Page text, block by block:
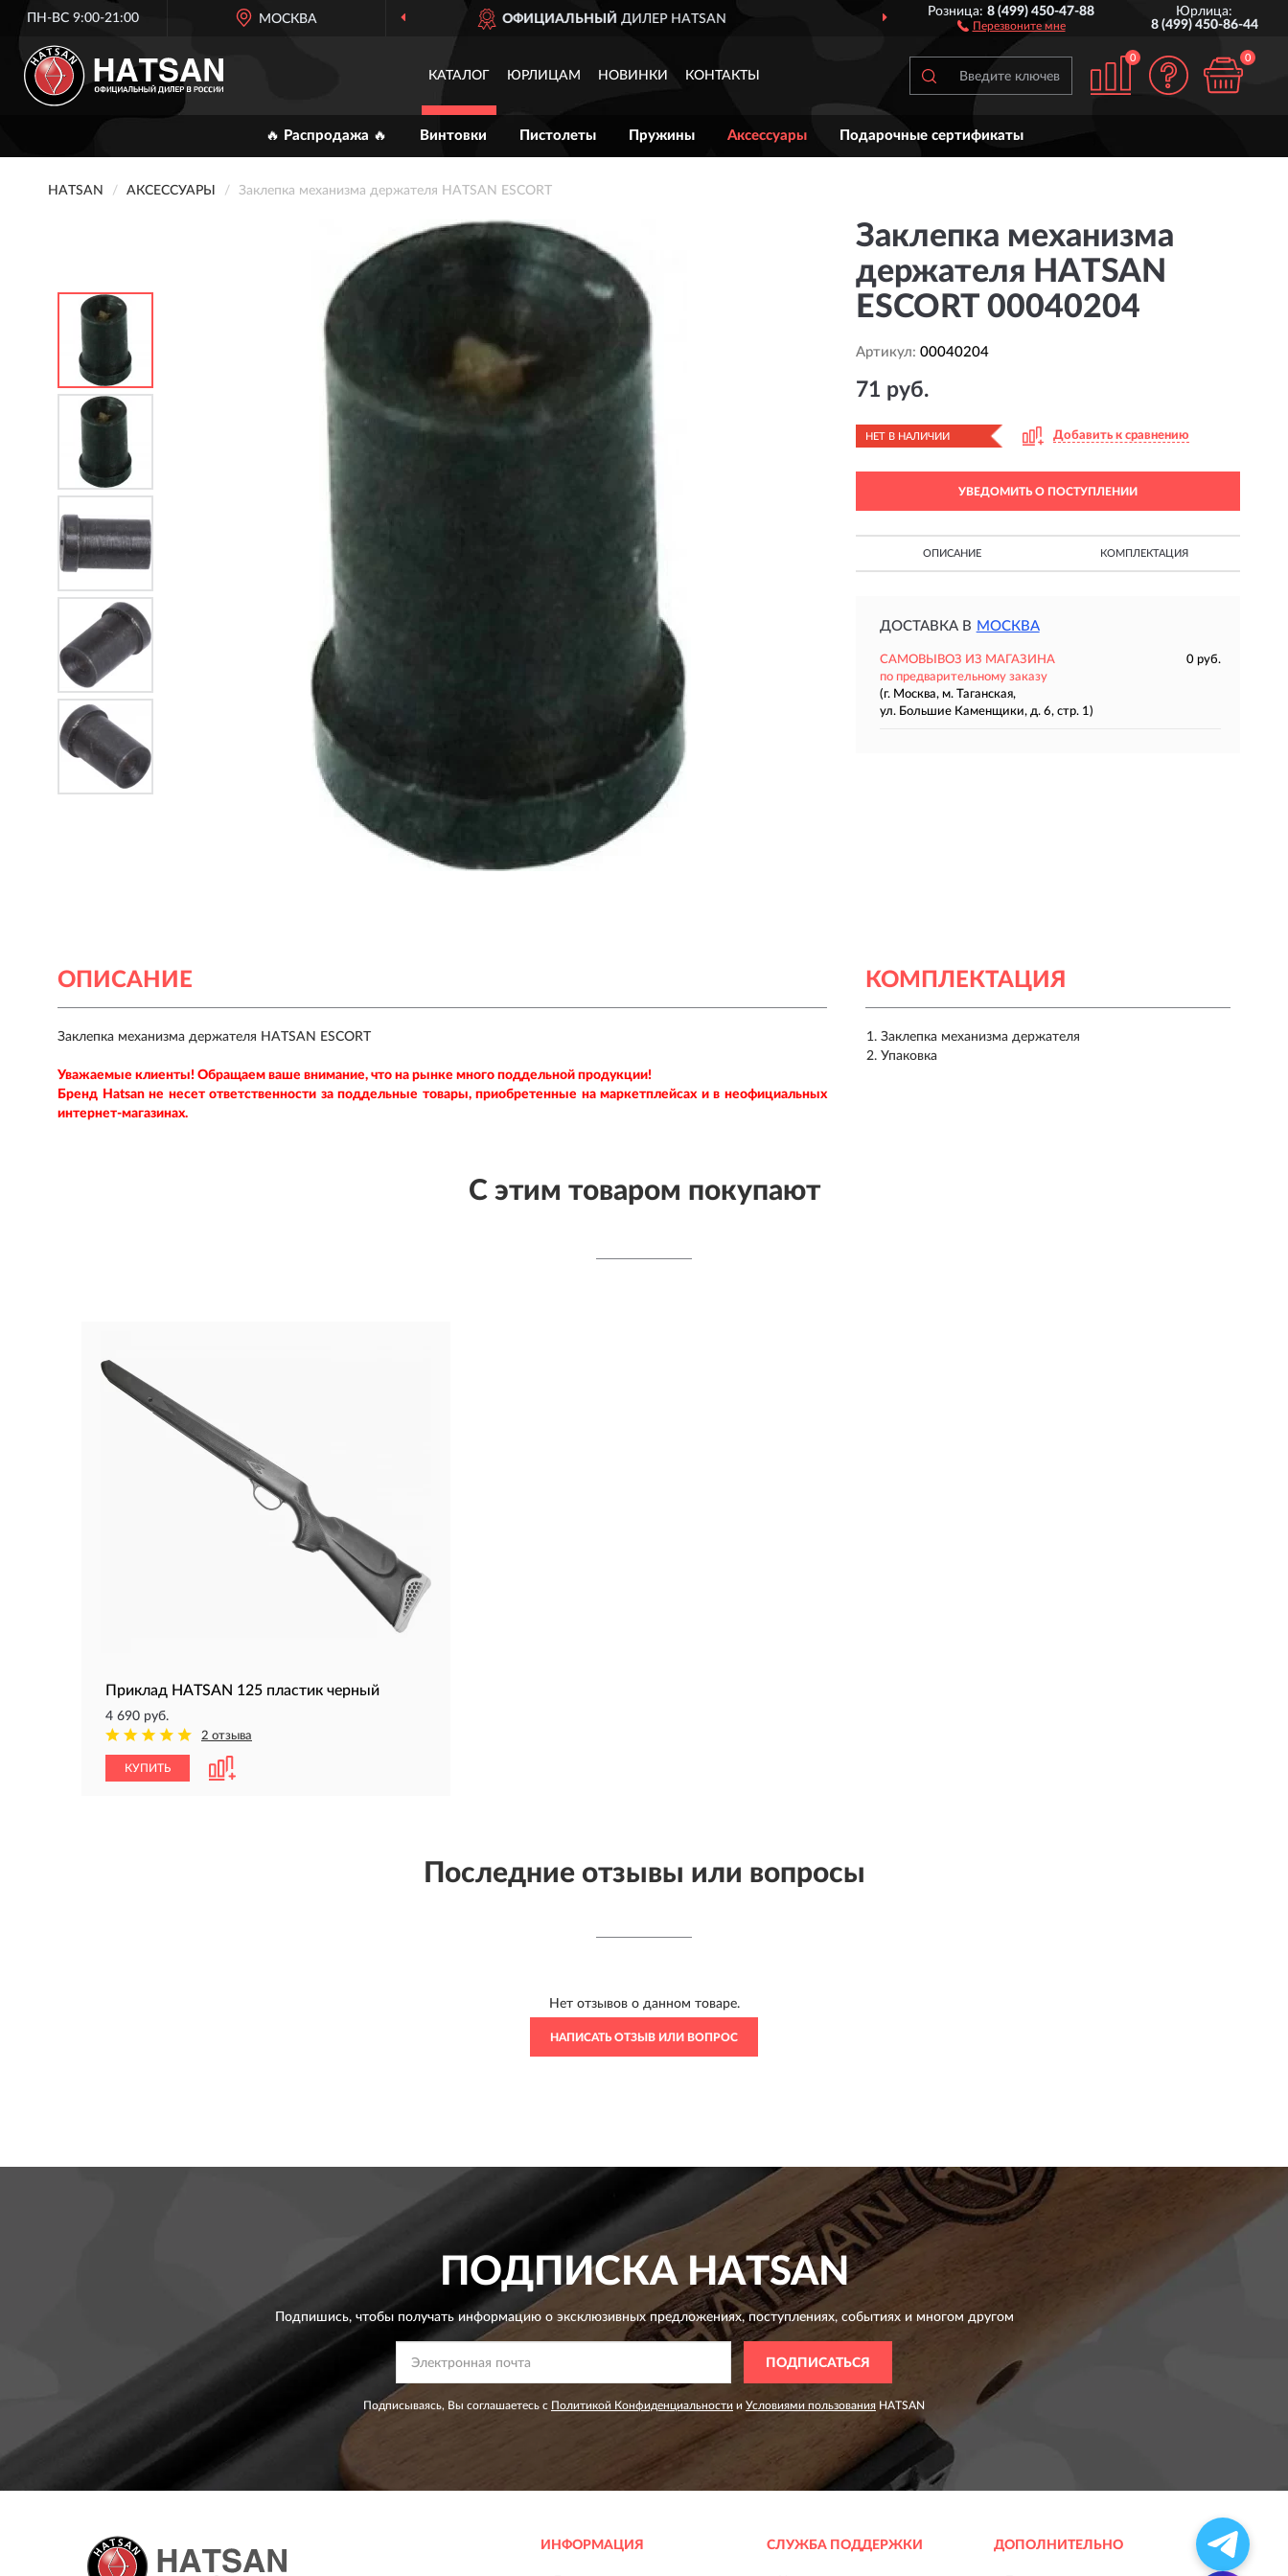
ПН-ВС 9:00-21:00 МОСКВА
ОФИЦИАЛЬНЫЙ ДИЛЕР HATSAN ПО ВСЕЙ РОССИИ ДО 7 ЛЕТ
Розница:8 (499) 450-47-88
Перезвоните мне
Юрлица:
8 (499) 450-86-44
КАТАЛОГ ЮРЛИЦАМ НОВИНКИ КОНТАКТЫ
0 0
🔥 Распродажа 🔥 Винтовки Пистолеты Пружины Аксессуары Подарочные сертификаты
HATSAN АКСЕССУАРЫ Заклепка механизма держателя HATSAN ESCORT
Заклепка механизма
держателя HATSAN
ESCORT 00040204
Артикул: 00040204
71 руб.
НЕТ В НАЛИЧИИ Добавить к сравнению
УВЕДОМИТЬ О ПОСТУПЛЕНИИ
ОПИСАНИЕ КОМПЛЕКТАЦИЯ
ДОСТАВКА В МОСКВА
САМОВЫВОЗ ИЗ МАГАЗИНА
0 руб.
по предварительному заказу
(г. Москва, м. Таганская,
ул. Большие Каменщики, д. 6, стр. 1)
КОМПЛЕКТАЦИЯ
Заклепка механизма держателя
Упаковка
ОПИСАНИЕ
Заклепка механизма держателя HATSAN ESCORT
Уважаемые клиенты! Обращаем ваше внимание, что на рынке много поддельной продукции!
Бренд Hatsan не несет ответственности за поддельные товары, приобретенные на маркетплейсах и в неофициальных
интернет-магазинах.
С этим товаром покупают
Приклад HATSAN 125 пластик черный
4 690 руб.
2 отзыва
КУПИТЬ
Последние отзывы или вопросы
Нет отзывов о данном товаре.
НАПИСАТЬ ОТЗЫВ ИЛИ ВОПРОС
ПОДПИСКАHATSAN
Подпишись, чтобы получать информацию о эксклюзивных предложениях,поступлениях, событиях и многом другом
ПОДПИСАТЬСЯ
Подписываясь, Вы соглашаетесь с Политикой Конфиденциальности и Условиями пользования HATSAN
ИНФОРМАЦИЯ СЛУЖБА ПОДДЕРЖКИ ДОПОЛНИТЕЛЬНО